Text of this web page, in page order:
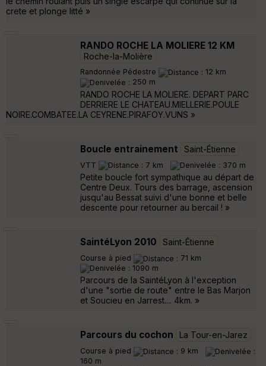
crete et plonge litté »
RANDO ROCHE LA MOLIERE 12 KM
Roche-la-Molière
Randonnée Pédestre
12 km
250 m
RANDO ROCHE LA MOLIERE. DEPART PARC
DERRIERE LE CHATEAU.MIELLERIE.POULE
NOIRE.COMBATEE.LA CEYRENE.PIRAFOY.VUNS »
Boucle entrainement Saint-Étienne
VTT 7 km 370 m
Petite boucle fort sympathique au départ de
Centre Deux. Tours des barrage, ascension
jusqu'au Bessat suivi d'une bonne et belle
descente pour retourner au bercail ! »
SaintéLyon 2010 Saint-Étienne
Course à pied
71 km
1090 m
Parcours de la SaintéLyon à l'exception
d'une "sortie de route" entre le Bas Marjon
et Soucieu en Jarrest.... 4km. »
Parcours du cochon La Tour-en-Jarez
Course à pied
9 km
160 m